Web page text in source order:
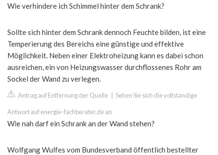
Wie verhindere ich Schimmel hinter dem Schrank?
Sollte sich hinter dem Schrank dennoch Feuchte bilden, ist eine
Temperierung des Bereichs eine günstige und effektive
Möglichkeit. Neben einer Elektroheizung kann es dabei schon
ausreichen, ein von Heizungswasser durchflossenes Rohr am
Sockel der Wand zu verlegen.
Antrag auf Entfernung der Quelle Sehen Sie sich die vollständige
Antwort auf energie-fachberater.de an
Wie nah darf ein Schrank an der Wand stehen?
Wolfgang Wulfes vom Bundesverband öffentlich bestellter